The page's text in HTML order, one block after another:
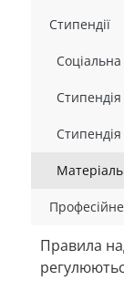
Стипендії
Стипендія
Правила